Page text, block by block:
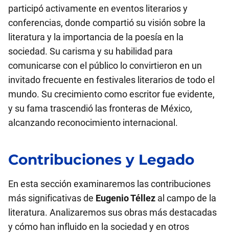
participó activamente en eventos literarios y
conferencias, donde compartió su visión sobre la
literatura y la importancia de la poesía en la
sociedad. Su carisma y su habilidad para
comunicarse con el público lo convirtieron en un
invitado frecuente en festivales literarios de todo el
mundo. Su crecimiento como escritor fue evidente,
y su fama trascendió las fronteras de México,
alcanzando reconocimiento internacional.
Contribuciones y Legado
En esta sección examinaremos las contribuciones
más significativas de Eugenio Téllez al campo de la
literatura. Analizaremos sus obras más destacadas
y cómo han influido en la sociedad y en otros